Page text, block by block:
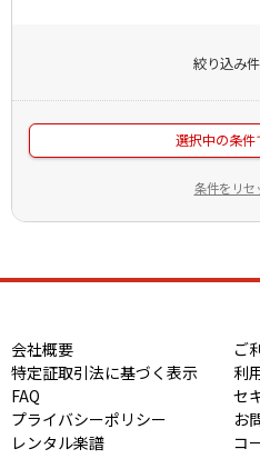
絞り込み
選択中の条件
条件をリセ
会社概要
ご
特定証取引法に基づく表示
利
FAQ
セ
プライバシーポリシー
お
レンタル楽譜
コ